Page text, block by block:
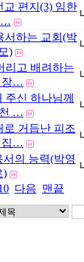
교 편지(3) 임한
…
서하는 교회(박
)
리고 배려하는
장…
주신 하나님께
…
로 거듭난 피조
집…
의 능력(박영
)
다음 맨끝